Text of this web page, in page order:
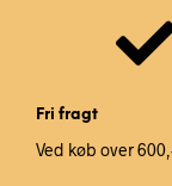
Fri fragt
Ved køb over